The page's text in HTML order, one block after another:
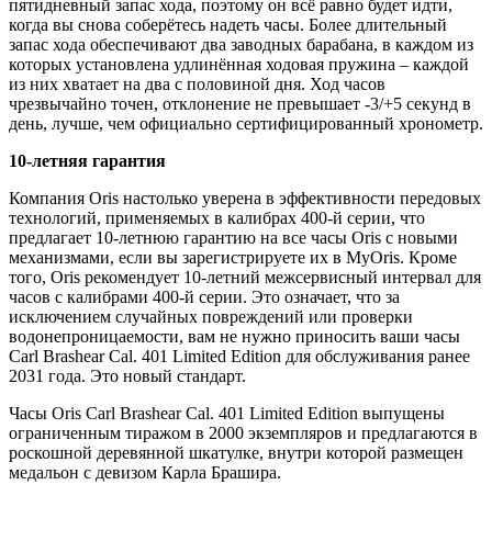
пятидневный запас хода, поэтому он всё равно будет идти,
когда вы снова соберётесь надеть часы. Более длительный
запас хода обеспечивают два заводных барабана, в каждом из
которых установлена удлинённая ходовая пружина – каждой
из них хватает на два с половиной дня. Ход часов
чрезвычайно точен, отклонение не превышает -3/+5 секунд в
день, лучше, чем официально сертифицированный хронометр.
10-летняя гарантия
Компания Oris настолько уверена в эффективности передовых
технологий, применяемых в калибрах 400-й серии, что
предлагает 10-летнюю гарантию на все часы Oris с новыми
механизмами, если вы зарегистрируете их в MyOris. Кроме
того, Oris рекомендует 10-летний межсервисный интервал для
часов с калибрами 400-й серии. Это означает, что за
исключением случайных повреждений или проверки
водонепроницаемости, вам не нужно приносить ваши часы
Carl Brashear Cal. 401 Limited Edition для обслуживания ранее
2031 года. Это новый стандарт.
Часы Oris Carl Brashear Cal. 401 Limited Edition выпущены
ограниченным тиражом в 2000 экземпляров и предлагаются в
роскошной деревянной шкатулке, внутри которой размещен
медальон с девизом Карла Брашира.